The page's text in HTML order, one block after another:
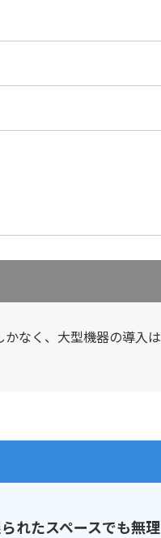
なく、大型機器の導入は
れたスペースでも無理